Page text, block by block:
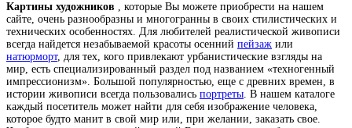
Картины художников , которые Вы можете приобрести на нашем
сайте, очень разнообразны и многогранны в своих стилистических и
технических особенностях. Для любителей реалистической живописи
всегда найдется незабываемой красоты осенний пейзаж или
натюрморт, для тех, кого привлекают урбанистические взгляды на
мир, есть специализированный раздел под названием «техногенный
импрессионизм». Большой популярностью, еще с древних времен, в
истории живописи всегда пользовались портреты. В нашем каталоге
каждый посетитель может найти для себя изображение человека,
которое будто манит в свой мир или, при желании, заказать свое.